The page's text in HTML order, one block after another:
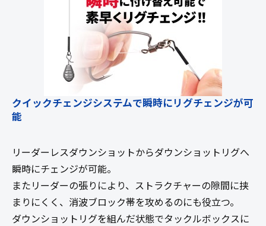
クイックチェンジシステムで瞬時にリグチェンジが可
能
リーダーレスダウンショットからダウンショットリグへ
瞬時にチェンジが可能。
またリーダーの張りにより、ストラクチャーの隙間に挟
まりにくく、消波ブロック帯を攻めるのにも役立つ。
ダウンショットリグを組んだ状態でタックルボックスに